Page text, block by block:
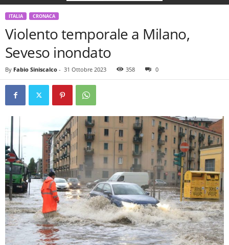
ITALIA CRONACA
Violento temporale a Milano,
Seveso inondato
By Fabio Siniscalco - 31 Ottobre 2023 358 0